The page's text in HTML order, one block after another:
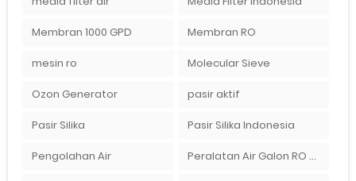
Membran 1000 GPD Membran RO
mesin ro Molecular Sieve
Ozon Generator pasir aktif
Pasir Silika Pasir Silika Indonesia
Pengolahan Air Peralatan Air Galon RO Palembang